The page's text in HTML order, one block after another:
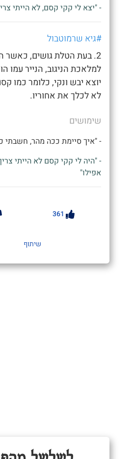
- "יצא לי קקי קסם, לא הייתי
#גיא שרמוטבול
2. בעת הטלת גושים, כאשר
למלאכת הניגוב, הנייר עמו
יוצא יבש ונקי, כלומר כמו
לא לכלך את אחוריו.
שימושים
- "איך סיימת ככה מהר, חשבתי
- "היה לי קקי קסם לא הייתי
אפילו"
361
שיתוף